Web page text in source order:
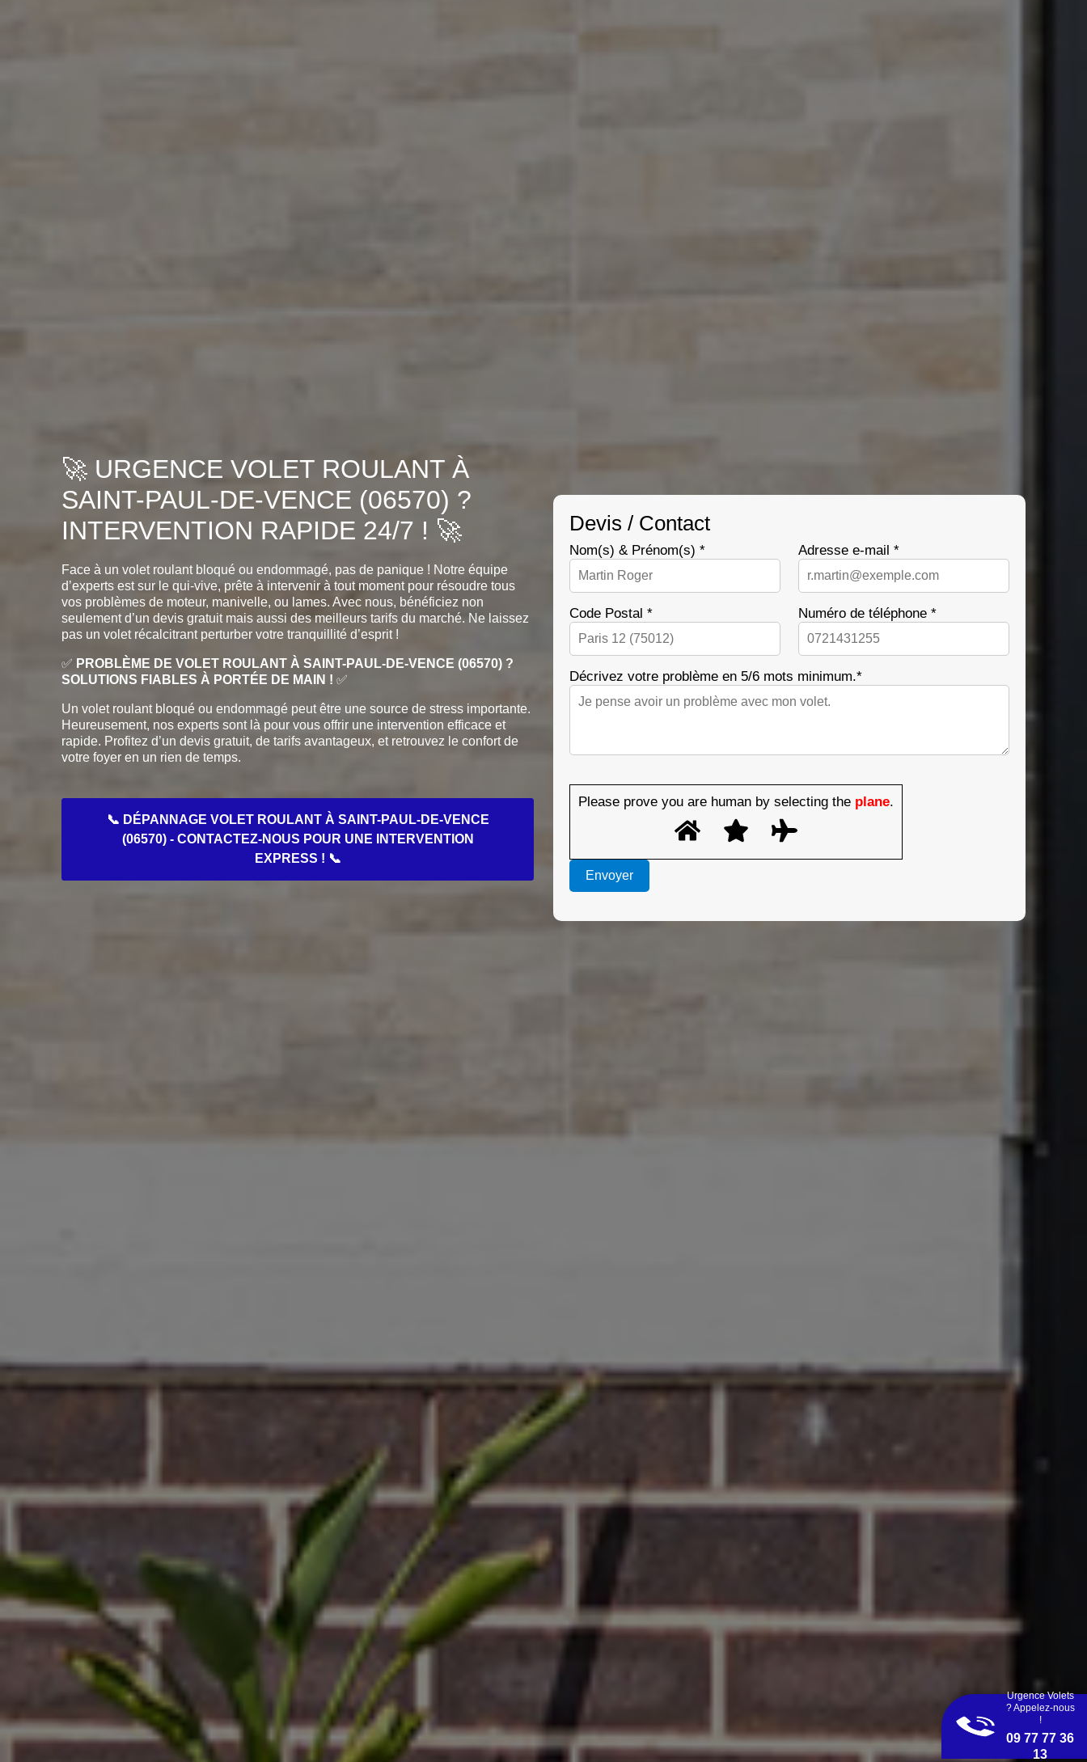
🚀 URGENCE VOLET ROULANT À
SAINT-PAUL-DE-VENCE (06570) ?
INTERVENTION RAPIDE 24/7 ! 🚀
Face à un volet roulant bloqué ou endommagé, pas de panique ! Notre équipe
d’experts est sur le qui-vive, prête à intervenir à tout moment pour résoudre tous
vos problèmes de moteur, manivelle, ou lames. Avec nous, bénéficiez non
seulement d’un devis gratuit mais aussi des meilleurs tarifs du marché. Ne laissez
pas un volet récalcitrant perturber votre tranquillité d’esprit !
✅ PROBLÈME DE VOLET ROULANT À SAINT-PAUL-DE-VENCE (06570) ?
SOLUTIONS FIABLES À PORTÉE DE MAIN ! ✅
Un volet roulant bloqué ou endommagé peut être une source de stress importante.
Heureusement, nos experts sont là pour vous offrir une intervention efficace et
rapide. Profitez d’un devis gratuit, de tarifs avantageux, et retrouvez le confort de
votre foyer en un rien de temps.
📞 DÉPANNAGE VOLET ROULANT À SAINT-PAUL-DE-VENCE
(06570) - CONTACTEZ-NOUS POUR UNE INTERVENTION
EXPRESS ! 📞
Devis / Contact
Nom(s) & Prénom(s) * Adresse e-mail *
Code Postal * Numéro de téléphone *
Décrivez votre problème en 5/6 mots minimum.*
Please prove you are human by selecting the plane.
Urgence Volets
? Appelez-nous
!
09 77 77 36
13